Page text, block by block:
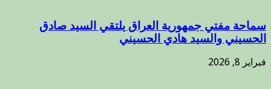
سماحة مفتي جمهورية العراق يلتقي السيد صادق
الحسيني والسيد هادي الحسيني
فبراير 8, 2026